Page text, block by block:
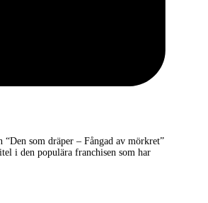
“Den som dräper – Fångad av mörkret”
i den populära franchisen som har